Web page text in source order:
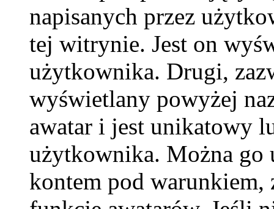
napisanych przez
tej witrynie. Jest on
użytkownika. Drugi,
wyświetlany powyżej
awatar i jest unikatowy
użytkownika. Można go
kontem pod warunkiem,